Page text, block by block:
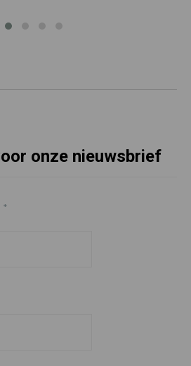
onze nieuwsbrief
*